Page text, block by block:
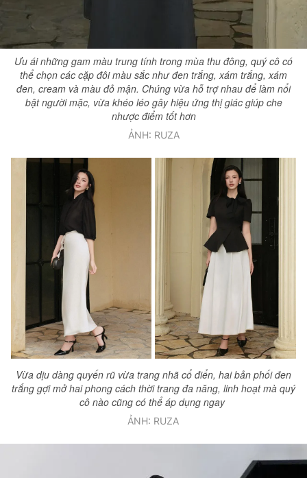
Ưu ái những gam màu trung tính trong mùa thu đông, quý cô có
thể chọn các cặp đôi màu sắc như đen trắng, xám trắng, xám
đen, cream và màu đỏ mận. Chúng vừa hỗ trợ nhau để làm nổi
bật người mặc, vừa khéo léo gây hiệu ứng thị giác giúp che
nhược điểm tốt hơn
ẢNH: RUZA
Vừa dịu dàng quyến rũ vừa trang nhã cổ điển, hai bản phối đen
trắng gợi mở hai phong cách thời trang đa năng, linh hoạt mà quý
cô nào cũng có thể áp dụng ngay
ẢNH: RUZA